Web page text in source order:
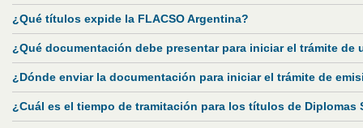
¿Qué títulos expide la FLACSO Argentina?
¿Qué documentación debe presentar para iniciar el trámite de
¿Dónde enviar la documentación para iniciar el trámite de
¿Cuál es el tiempo de tramitación para los títulos de Diplomas